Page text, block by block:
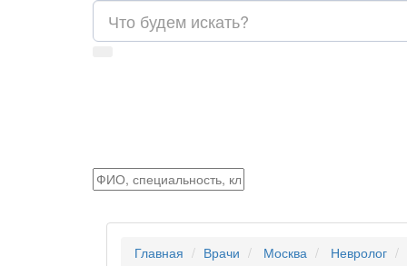
Главная Врачи Москва Невролог